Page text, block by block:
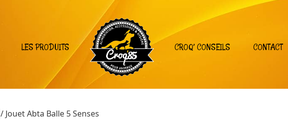
LES PRODUITS CROQ’ CONSEILS CONTACT
/ Jouet Abta Balle 5 Senses